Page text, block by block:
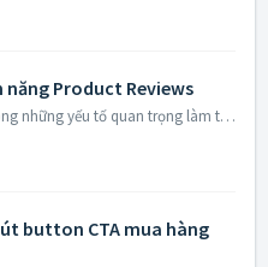
năng Product Reviews
Đánh giá sản phẩm là một trong những yếu tố quan trọng làm tăng độ uy tín, tin tưởng của doanh nghiệp trong mắt khách hàng. Bên cạnh đó, những đánh giá t...
button CTA mua hàng